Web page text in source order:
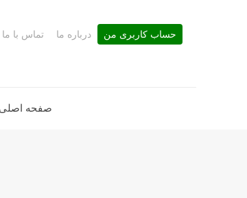
صفحه اصلی
حساب کاربری من درباره ما تماس با ما